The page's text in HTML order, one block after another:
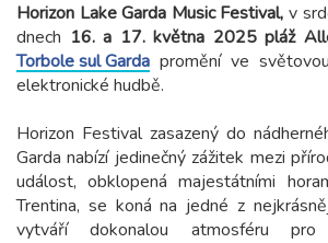
Horizon Lake Garda Music Festival, v
dnech 16. a 17. května 2025 pláž
Torbole sul Garda promění ve
elektronické hudbě.
Horizon Festival zasazený do
Garda nabízí jedinečný zážitek mezi
událost, obklopená majestátními
Trentina, se koná na jedné z
vytváří dokonalou atmosféru pro